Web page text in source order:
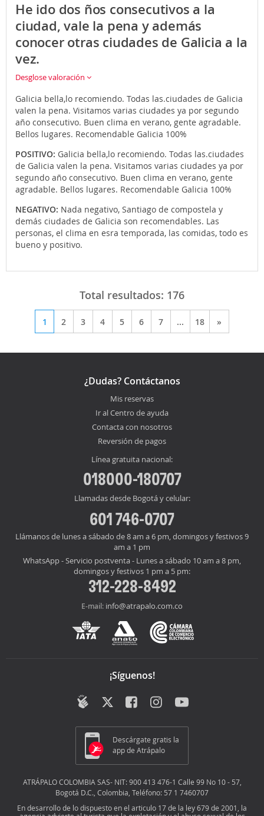
He ido dos ños consecutivos a la
ciudad, vale la pena y además
conocer otras ciudades de Galicia a la
vez.
Desglose valoración
Galicia bella,lo recomiendo. Todas las.ciudades de Galicia
valen la pena. Visitamos varias ciudades ya por segundo
año consecutivo. Buen clima en verano, gente agradable.
Bellos lugares. Recomendable Galicia 100%
POSITIVO: Galicia bella,lo recomiendo. Todas las.ciudades
de Galicia valen la pena. Visitamos varias ciudades ya por
segundo año consecutivo. Buen clima en verano, gente
agradable. Bellos lugares. Recomendable Galicia 100%
NEGATIVO: Nada negativo, Santiago de compostela y
demás ciudades de Galicia son recomendables. Las
personas, el clima en esra temporada, las comidas, todo es
bueno y positivo.
Total resultados: 176
1 2 3 4 5 6 7 ... 18 »
¿Dudas? Contáctanos
Mis reservas
Ir al Centro de ayuda
Contacta con nosotros
Reversión de pagos
Línea gratuita nacional:
018000-180707
Llamadas desde Bogotá y celular:
601 746-0707
Llámanos de lunes a sábado de 8 am a 6 pm, domingos y festivos 9
am a 1 pm
WhatsApp - Servicio postventa - Lunes a sábado 10 am a 8 pm,
domingos y festivos 1 pm a 5 pm:
312-228-8492
E-mail: info@atrapalo.com.co
¡Síguenos!
Descárgate gratis la
app de Atrápalo
ATRÁPALO COLOMBIA SAS- NIT: 900 413 476-1 Calle 99 No 10 - 57,
Bogotá D.C., Colombia, Teléfono: 57 1 7460707
En desarrollo de lo dispuesto en el articulo 17 de la ley 679 de 2001, la